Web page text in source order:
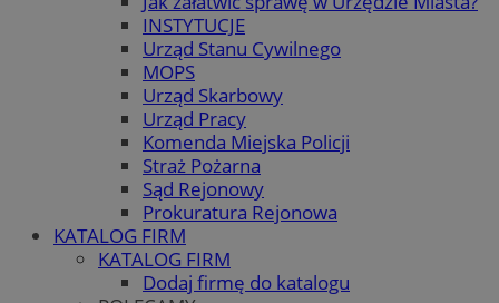
INSTYTUCJE
Urząd Stanu Cywilnego
MOPS
Urząd Skarbowy
Urząd Pracy
Komenda Miejska Policji
Straż Pożarna
Sąd Rejonowy
Prokuratura Rejonowa
KATALOG FIRM
KATALOG FIRM
Dodaj firmę do katalogu